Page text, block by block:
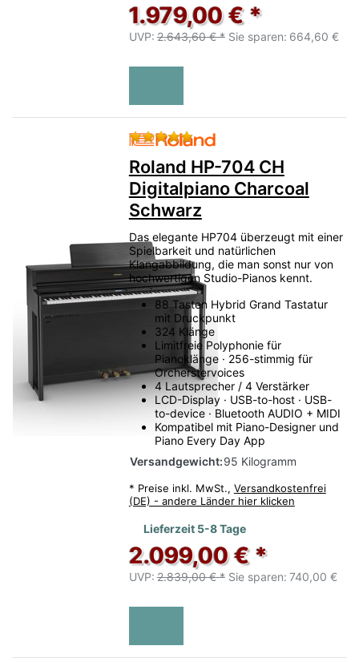
1.979,00 € *
UVP: 2.643,60 € * Sie sparen: 664,60 €
Bewertung: 5 von 5
Roland HP-704 CH
Digitalpiano Charcoal
Schwarz
Das elegante HP704 überzeugt mit einer
Spielbarkeit und natürlichen
Klangabbildung, die man sonst nur von
hochwertigen Studio-Pianos kennt.
88 Tasten Hybrid Grand Tastatur
mit Druckpunkt
324 Klänge
Limitfreie Polyphonie für
Pianoklänge · 256-stimmig für
Orcherstervoices
4 Lautsprecher / 4 Verstärker
LCD-Display · USB-to-host · USB-
to-device · Bluetooth AUDIO + MIDI
Kompatibel mit Piano-Designer und
Piano Every Day App
Versandgewicht:95 Kilogramm
* Preise inkl. MwSt., Versandkostenfrei
(DE) - andere Länder hier klicken
Lieferzeit 5-8 Tage
2.099,00 € *
UVP: 2.839,00 € * Sie sparen: 740,00 €